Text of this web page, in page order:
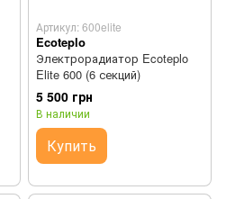
Артикул: 600elite
Ecoteplo
Электрорадиатор Ecoteplo
Elite 600 (6 секций)
5 500 грн
В наличии
Купить